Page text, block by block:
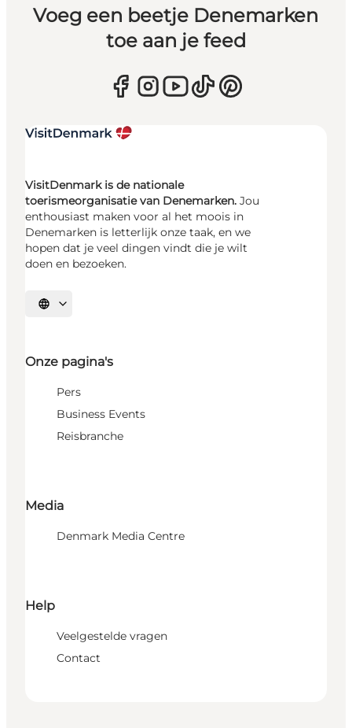
Voeg een beetje Denemarken
toe aan je feed
VisitDenmark is de nationale
toerismeorganisatie van Denemarken. Jou
enthousiast maken voor al het moois in
Denemarken is letterlijk onze taak, en we
hopen dat je veel dingen vindt die je wilt
doen en bezoeken.
Selecteer taal
Onze pagina's
Pers
Business Events
Reisbranche
Media
Denmark Media Centre
Help
Veelgestelde vragen
Contact